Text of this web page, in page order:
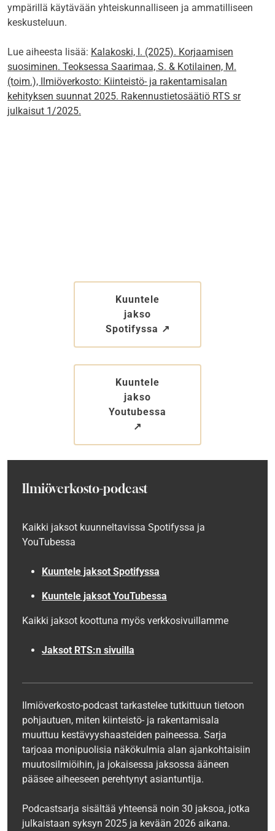
ympärillä käytävään yhteiskunnalliseen ja ammatilliseen
keskusteluun.
Lue aiheesta lisää: Kalakoski, I. (2025). Korjaamisen
suosiminen. Teoksessa Saarimaa, S. & Kotilainen, M.
(toim.), Ilmiöverkosto: Kiinteistö- ja rakentamisalan
kehityksen suunnat 2025. Rakennustietosäätiö RTS sr
julkaisut 1/2025.
Kuuntele
jakso
Spotifyssa ↗︎
Kuuntele
jakso
Youtubessa
↗︎
Ilmiöverkosto-podcast
Kaikki jaksot kuunneltavissa Spotifyssa ja
YouTubessa
Kuuntele jaksot Spotifyssa
Kuuntele jaksot YouTubessa
Kaikki jaksot koottuna myös verkkosivuillamme
Jaksot RTS:n sivuilla
Ilmiöverkosto-podcast tarkastelee tutkittuun tietoon
pohjautuen, miten kiinteistö- ja rakentamisala
muuttuu kestävyyshaasteiden paineessa. Sarja
tarjoaa monipuolisia näkökulmia alan ajankohtaisiin
muutosilmiöihin, ja jokaisessa jaksossa ääneen
pääsee aiheeseen perehtynyt asiantuntija.
Podcastsarja sisältää yhteensä noin 30 jaksoa, jotka
julkaistaan syksyn 2025 ja kevään 2026 aikana.